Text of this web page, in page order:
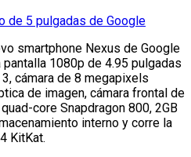
smartphone Nexus de Google
1080p de 4.95 pulgadas
cámara de 8 megapixels
de imagen, cámara frontal de
core Snapdragon 800, 2GB
interno y corre la
KitKat.